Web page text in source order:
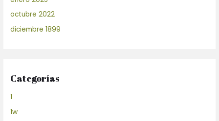
octubre 2022
diciembre 1899
Categorías
1
1w